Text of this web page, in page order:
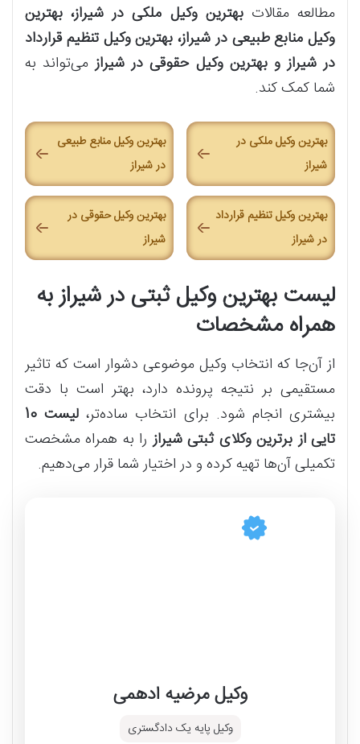
مطالعه مقالاتبهترین وکیل ملکی در شیراز، بهترین
وکیل منابع طبیعی در شیراز، بهترین وکیل تنظیم قرارداد
در شیراز و بهترین وکیل حقوقی در شیرازمی‌تواند به
شما کمک کند.
بهترین وکیل ملکی در
شیراز
بهترین وکیل منابع طبیعی
در شیراز
بهترین وکیل تنظیم قرارداد
در شیراز
بهترین وکیل حقوقی در
شیراز
لیست بهترین وکیل ثبتی در شیراز به
همراه مشخصات
از آن‌جا که انتخاب وکیل موضوعی دشوار است که تاثیر
مستقیمی بر نتیجه پرونده دارد، بهتر است با دقت
بیشتری انجام شود. برای انتخاب ساده‌تر،
لیست 10
تایی از برترین وکلای ثبتی شیرازرا به همراه مشخصت
تکمیلی آن‌ها تهیه کرده و در اختیار شما قرار می‌دهیم.
وکیل مرضیه ادهمی
وکیل پایه یک دادگستری